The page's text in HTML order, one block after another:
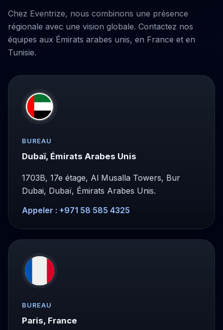
Chez Eventrize, nous combinons une présence
régionale avec une vision globale. Contactez nos
équipes aux Émirats arabes unis, en France et en
Tunisie.
BUREAU
Dubaï, Émirats Arabes Unis
1703B, 17e étage, Al Musalla Towers, Bur
Dubai, Dubaï, Émirats Arabes Unis.
Appeler : +971 58 585 4325
BUREAU
Paris, France